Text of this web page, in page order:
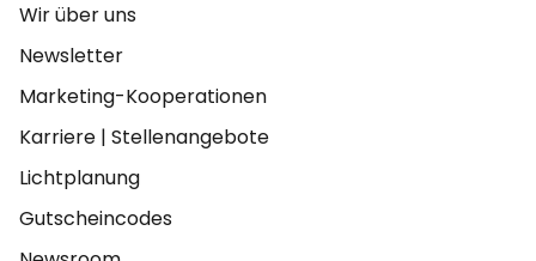
Wir über uns
Newsletter
Marketing-Kooperationen
Karriere | Stellenangebote
Lichtplanung
Gutscheincodes